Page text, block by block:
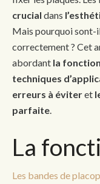
crucial dans
Mais pourquoi sont-
correctement ? Cet
abordant la
techniques
erreurs à éviteret
parfaite
La
Les bandes de